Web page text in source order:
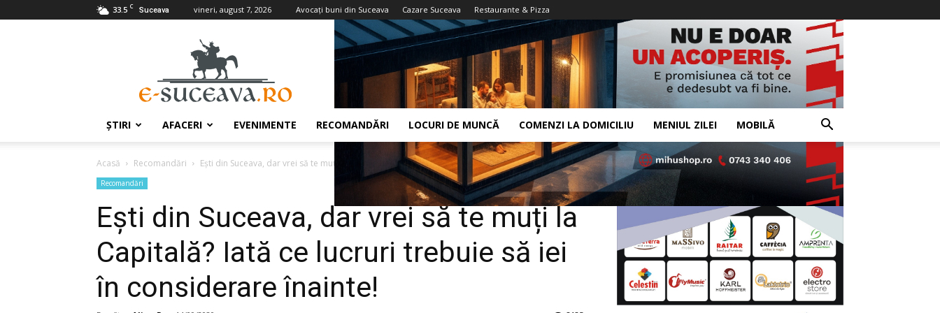
33.5 C Suceava vineri, august 7, 2026 Avocaţi buni din Suceava Cazare Suceava Restaurante & Pizza
ŞTIRI AFACERI EVENIMENTE RECOMANDĂRI LOCURI DE MUNCĂ COMENZI LA DOMICILIU MENIUL ZILEI MOBILĂ
Acasă Recomandări Ești din Suceava, dar vrei să te muți la Capitală? Iată ce...
Recomandări
Ești din Suceava, dar vrei să te muți la
Capitală? Iată ce lucruri trebuie să iei
în considerare înainte!